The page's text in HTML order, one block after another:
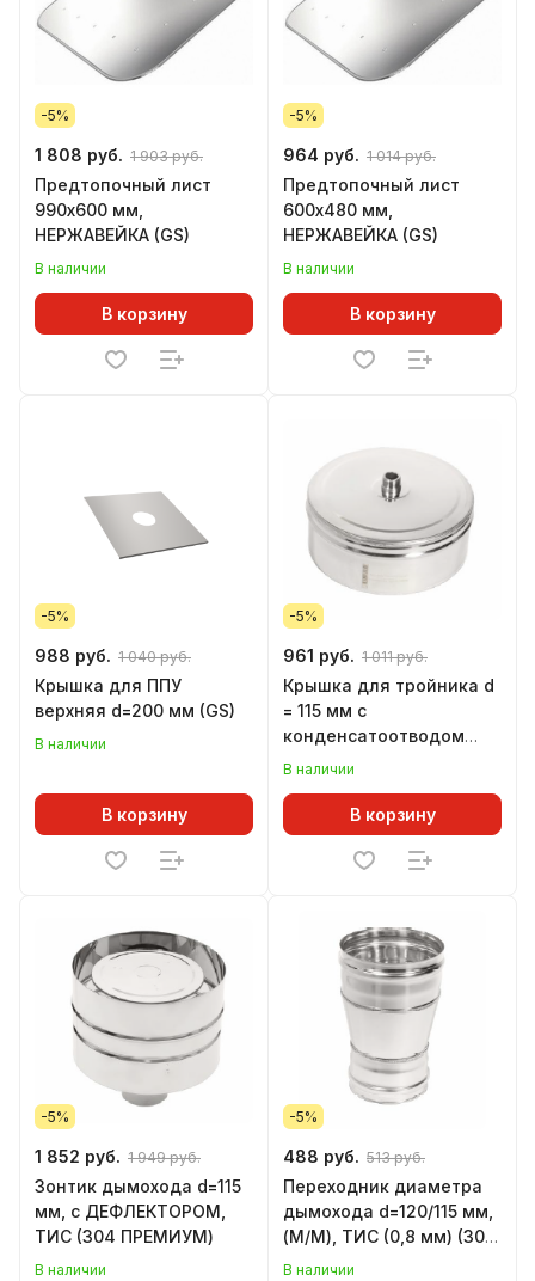
-5%
1 808 руб. 1 903 руб.
Предтопочный лист
990х600 мм,
НЕРЖАВЕЙКА (GS)
В наличии
В корзину
-5%
964 руб. 1 014 руб.
Предтопочный лист
600х480 мм,
НЕРЖАВЕЙКА (GS)
В наличии
В корзину
-5%
988 руб. 1 040 руб.
Крышка для ППУ
верхняя d=200 мм (GS)
В наличии
В корзину
-5%
961 руб. 1 011 руб.
Крышка для тройника d
= 115 мм с
конденсатоотводом
ТИС (304 ПРЕМИУМ)
В наличии
В корзину
-5%
1 852 руб. 1 949 руб.
Зонтик дымохода d=115
мм, с ДЕФЛЕКТОРОМ,
ТИС (304 ПРЕМИУМ)
В наличии
-5%
488 руб. 513 руб.
Переходник диаметра
дымохода d=120/115 мм,
(М/М), ТИС (0,8 мм) (304
ПРЕМИУМ)
В наличии